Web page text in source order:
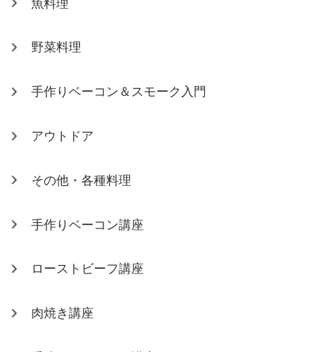
魚料理
野菜料理
手作りベーコン＆スモーク入門
アウトドア
その他・各種料理
手作りベーコン講座
ローストビーフ講座
肉焼き講座